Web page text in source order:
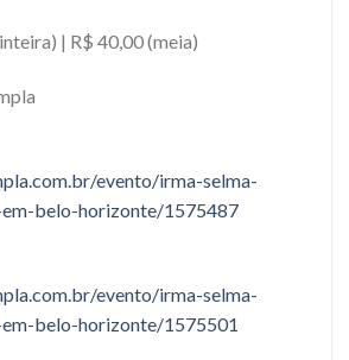
| R$ 40,00 (meia)
evento/irma-selma-
belo-horizonte/1575487
evento/irma-selma-
belo-horizonte/1575501